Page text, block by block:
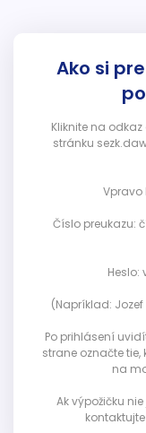
Ako si
Kliknite na
stránku
Vpravo
Číslo preukazu:
Heslo:
(Napríklad: Jozef
Po prihlásení
strane označte tie,
na
Ak výpožičku